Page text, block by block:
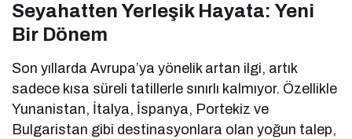
Seyahatten Yerleşik Hayata: Yeni
Bir Dönem
Son yıllarda Avrupa’ya yönelik artan ilgi, artık
sadece kısa süreli tatillerle sınırlı kalmıyor. Özellikle
Yunanistan, İtalya, İspanya, Portekiz ve
Bulgaristan gibi destinasyonlara olan yoğun talep,